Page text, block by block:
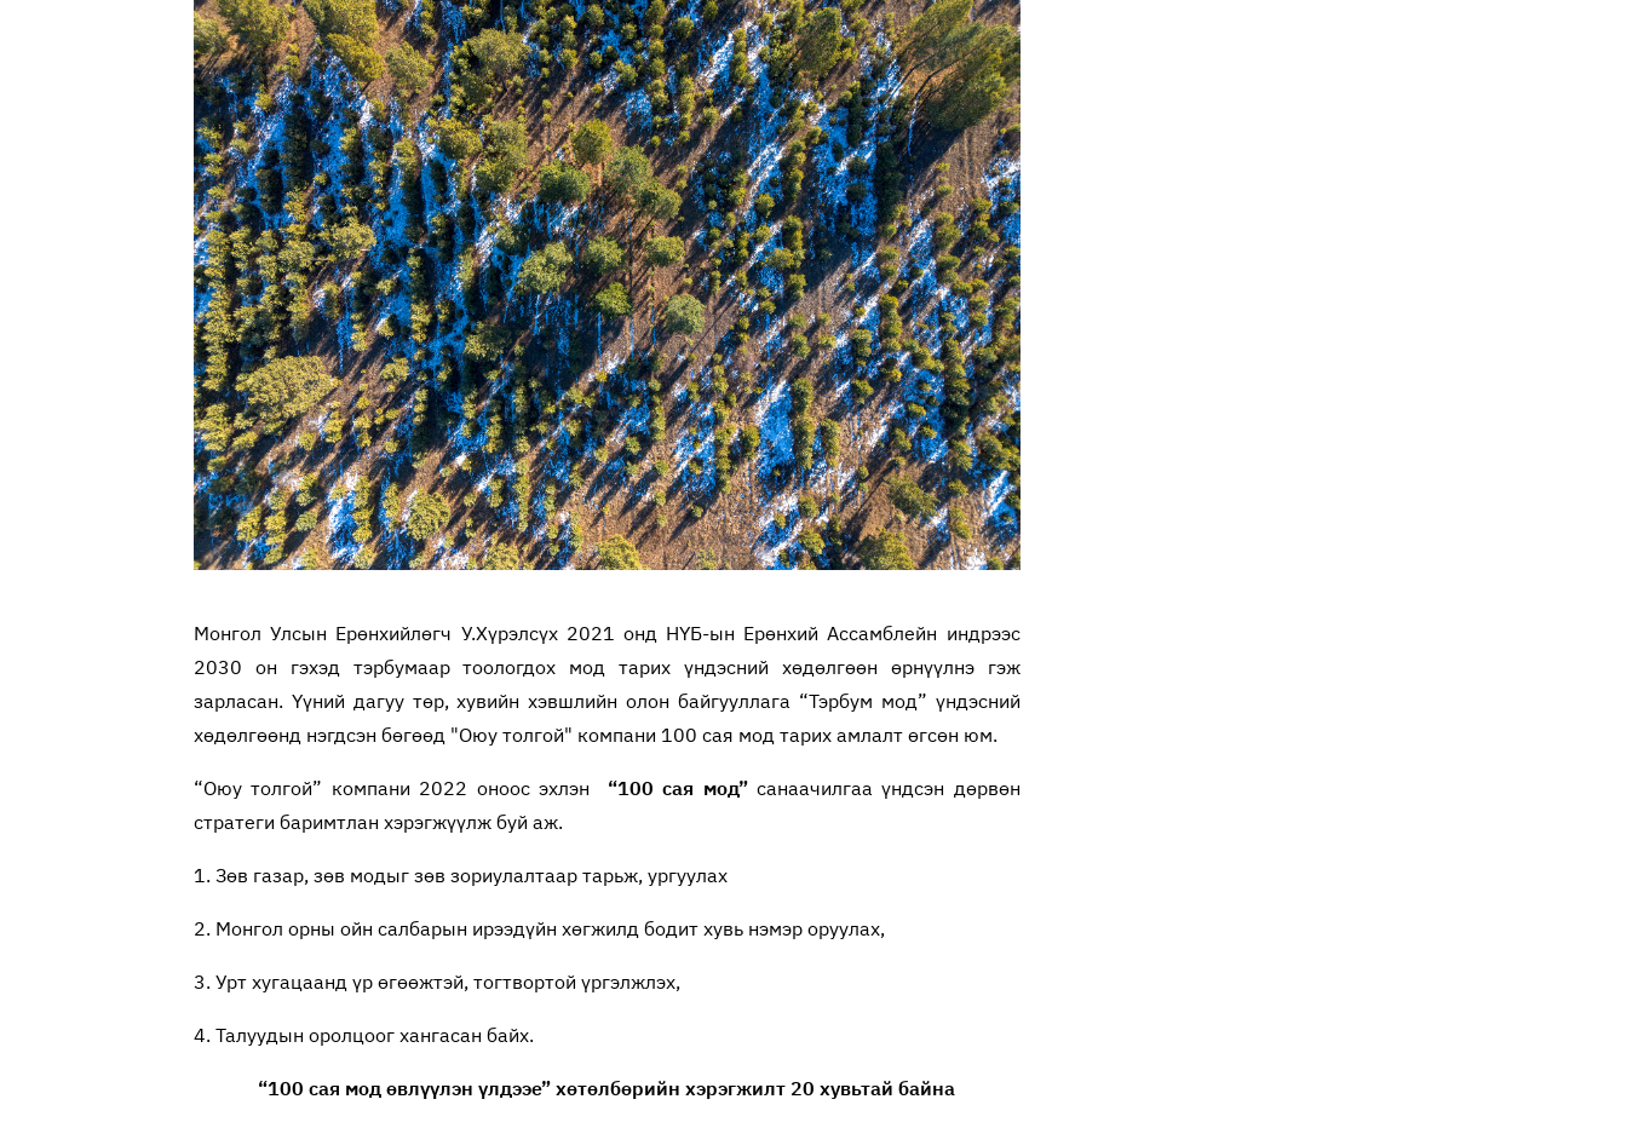
Монгол Улсын Ерөнхийлөгч У.Хүрэлсүх 2021 онд НҮБ-ын Ерөнхий Ассамблейн индрээс
2030 он гэхэд тэрбумаар тоологдох мод тарих үндэсний хөдөлгөөн өрнүүлнэ гэж
зарласан. Үүний дагуу төр, хувийн хэвшлийн олон байгууллага “Тэрбум мод” үндэсний
хөдөлгөөнд нэгдсэн бөгөөд "Оюу толгой" компани 100 сая мод тарих амлалт өгсөн юм.
“Оюу толгой” компани 2022 оноос эхлэн “100 сая мод”санаачилгаа үндсэн дөрвөн
стратеги баримтлан хэрэгжүүлж буй аж.
1. Зөв газар, зөв модыг зөв зориулалтаар тарьж, ургуулах
2. Монгол орны ойн салбарын ирээдүйн хөгжилд бодит хувь нэмэр оруулах,
3. Урт хугацаанд үр өгөөжтэй, тогтвортой үргэлжлэх,
4. Талуудын оролцоог хангасан байх.
“100 сая мод өвлүүлэн үлдээе” хөтөлбөрийн хэрэгжилт 20 хувьтай байна